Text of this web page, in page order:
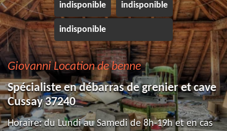
indisponible indisponible
indisponible
Giovanni Location de benne
Spécialiste en débarras de grenier et cave
Cussay 37240
Horaire: du Lundi au Samedi de 8h-19h et en cas